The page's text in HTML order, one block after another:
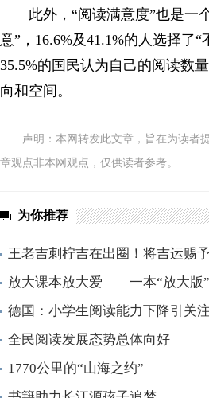
此外，“阅读满意度”也是一
意”，16.6%及41.1%的人选择了
35.5%的国民认为自己的阅读数
向和空间。
声明：本网转发此文章，旨在为读者
章观点非本网观点，仅供读者参考。
为你推荐
王老吉刺柠吉在出圈！将吉运赐
放大课本放大爱——一本“放大版
德国：小学生阅读能力下降引关注
全民阅读发展态势总体向好
1770公里的“山海之约”